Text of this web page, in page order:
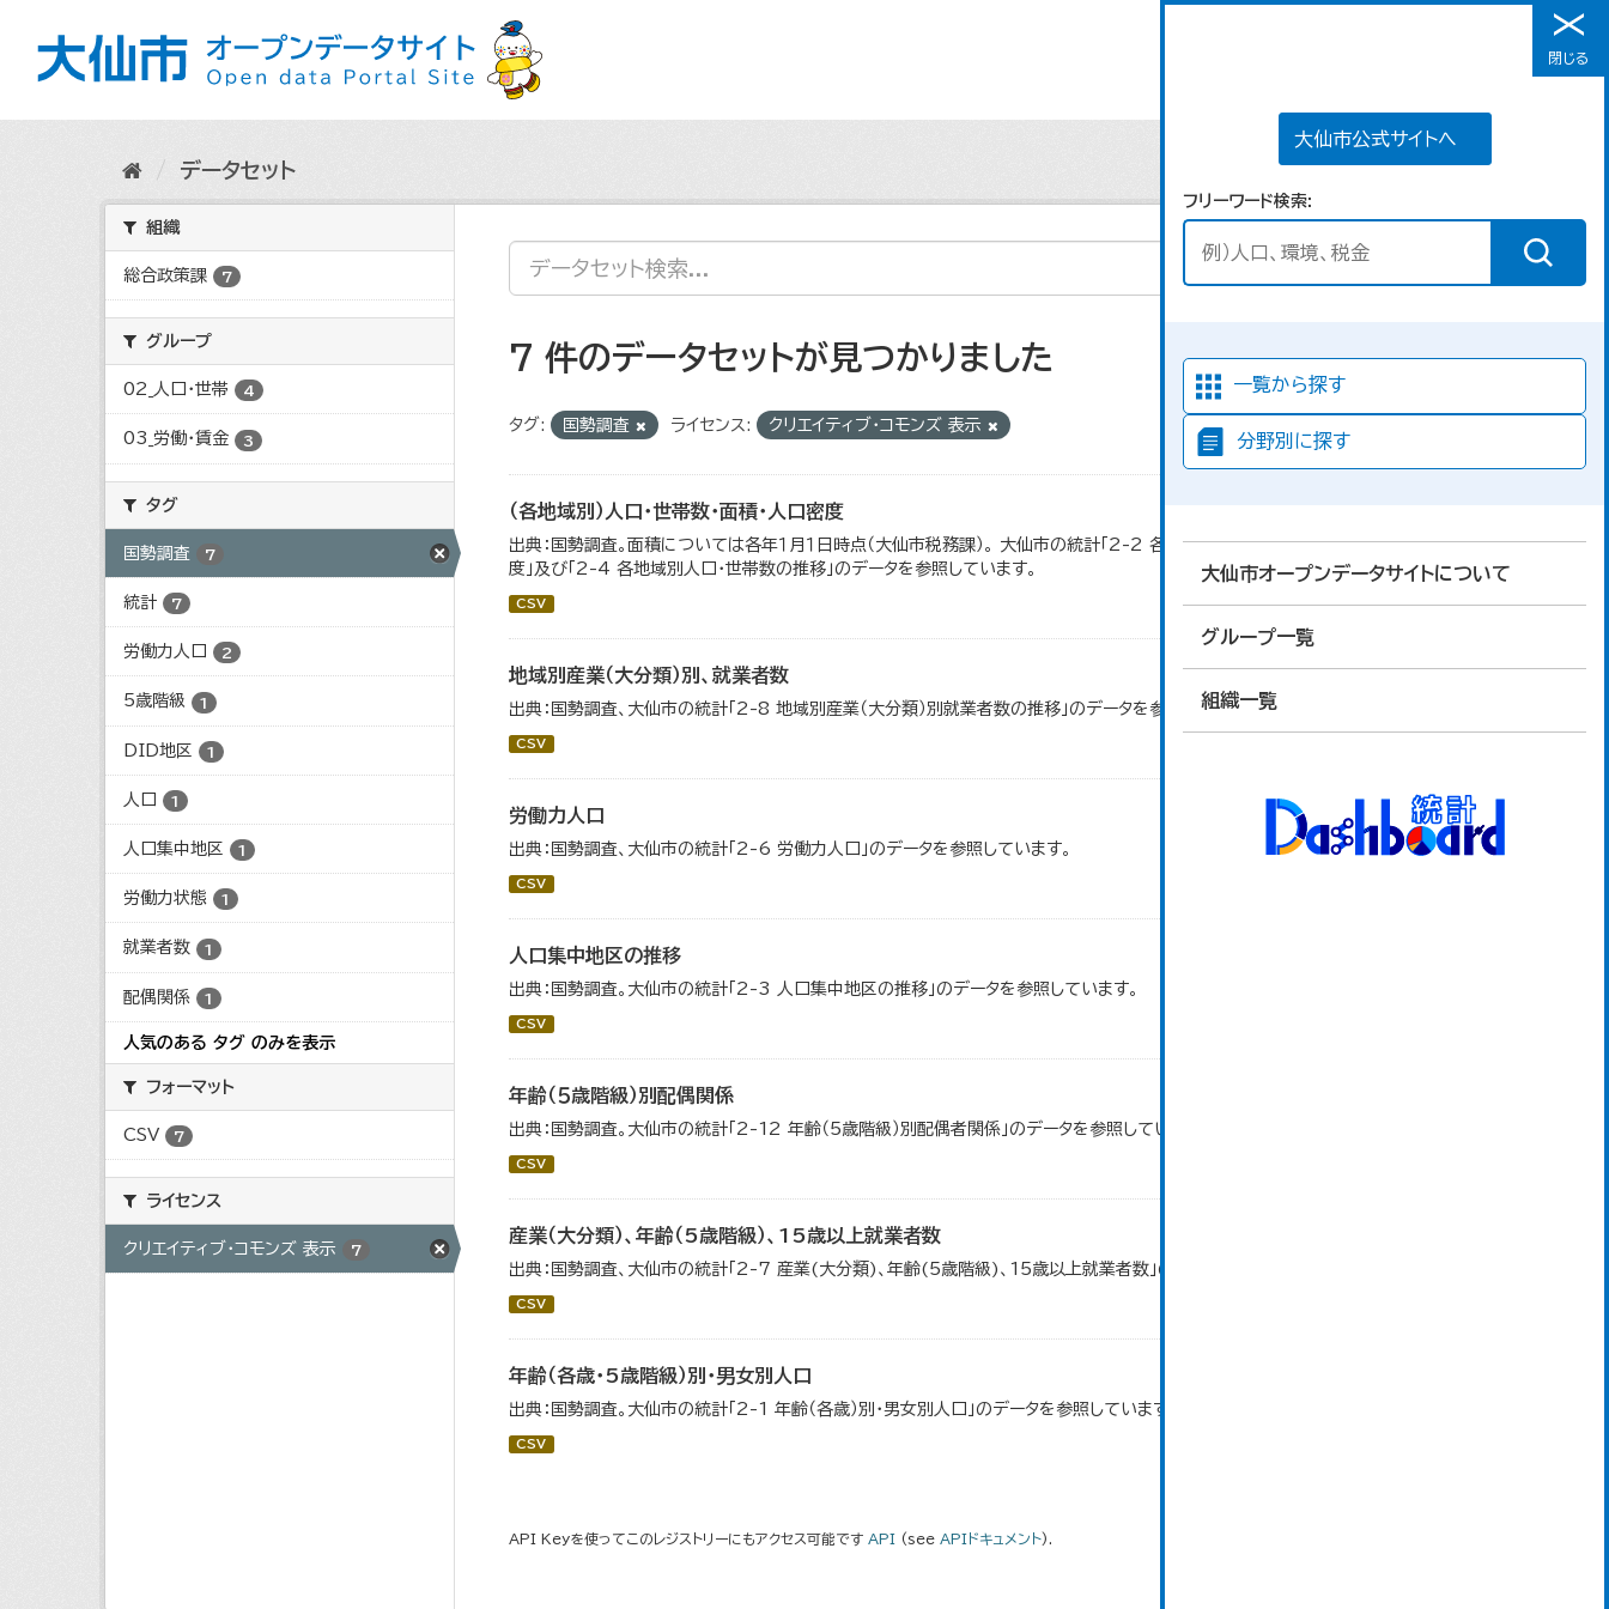
メニュー
大仙市公式サイトへ
フリーワード検索
一覧から探す
分野別に探す
大仙市オープンデータサイトについて
グループ一覧
組織一覧
閉じる
データセット
組織
総合政策課 7
グループ
02_人口・世帯 4
03_労働・賃金 3
タグ
国勢調査 7
統計 7
労働力人口 2
5歳階級 1
DID地区 1
人口 1
人口集中地区 1
労働力状態 1
就業者数 1
配偶関係 1
人気のある タグ のみを表示
フォーマット
CSV 7
ライセンス
クリエイティブ・コモンズ 表示 7
7 件のデータセットが見つかりました
タグ: 国勢調査 ライセンス: クリエイティブ・コモンズ 表示
（各地域別）人口・世帯数・面積・人口密度
出典：国勢調査。面積については各年１月１日時点（大仙市税務課）。 大仙市の統計「2-2 各地域別人口・人口増減・面積・人口密
度」及び「2-4 各地域別人口・世帯数の推移」のデータを参照しています。
CSV
地域別産業（大分類）別、就業者数
出典：国勢調査、大仙市の統計「2-8 地域別産業（大分類）別就業者数の推移」のデータを参照しています。
CSV
労働力人口
出典：国勢調査、大仙市の統計「2-6 労働力人口」のデータを参照しています。
CSV
人口集中地区の推移
出典：国勢調査。大仙市の統計「2-3 人口集中地区の推移」のデータを参照しています。
CSV
年齢（５歳階級）別配偶関係
出典：国勢調査。大仙市の統計「2-12 年齢（5歳階級）別配偶者関係」のデータを参照しています。
CSV
産業（大分類）、年齢（5歳階級）、15歳以上就業者数
出典：国勢調査、大仙市の統計「2-7 産業(大分類)、年齢(5歳階級)、15歳以上就業者数」のデータを参照しています。
CSV
年齢（各歳・5歳階級）別・男女別人口
出典：国勢調査。大仙市の統計「2-1 年齢（各歳）別・男女別人口」のデータを参照しています。
CSV
API Keyを使ってこのレジストリーにもアクセス可能です API (see APIドキュメント).